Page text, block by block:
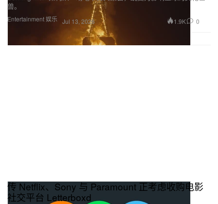
Entertainment 娱乐
兽。
Jul 13, 2026 1.9K 0
传 Netflix、Sony 与 Paramount 正考虑收购电影
社交平台 Letterboxd